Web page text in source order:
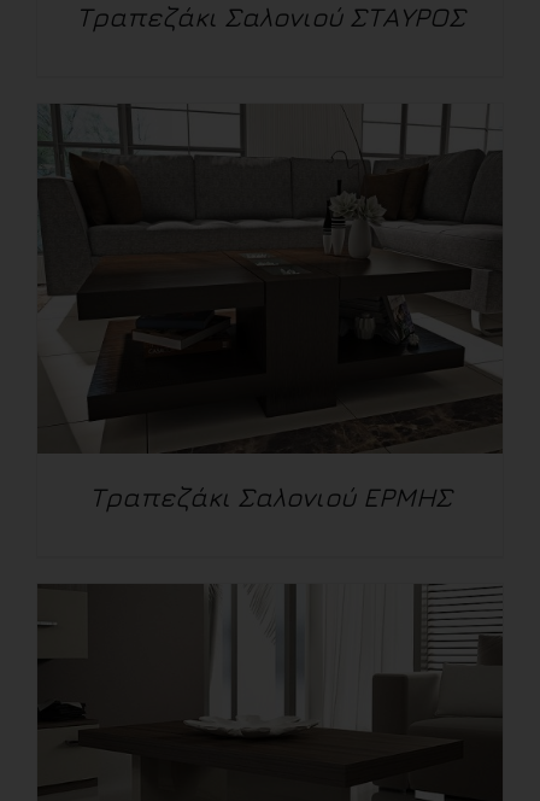
ΛΕΠΤΟΜΈΡΕΙΕΣ
Τραπεζάκι Σαλονιού ΣΤΑΥΡΟΣ
Τραπεζάκι Σαλονιού ΕΡΜΗΣ